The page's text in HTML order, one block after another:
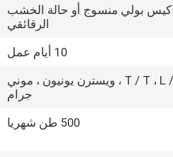
كيس بولي منسوج أو حالة الخشب
الرقائقي
10 أيام عمل
T / T ، L / C ، ويسترن يونيون ، موني
جرام
500 طن شهريا